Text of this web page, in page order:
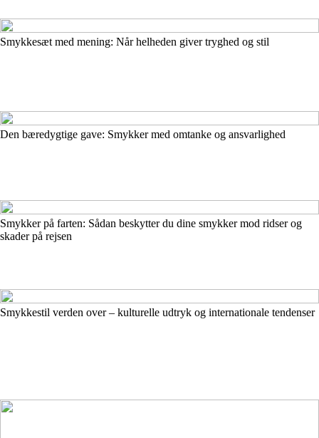
Smykkesæt med mening: Når helheden giver tryghed og stil
Den bæredygtige gave: Smykker med omtanke og ansvarlighed
Smykker på farten: Sådan beskytter du dine smykker mod ridser og
skader på rejsen
Smykkestil verden over – kulturelle udtryk og internationale tendenser